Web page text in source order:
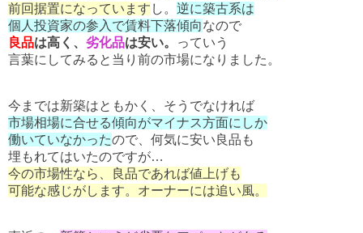
前回据置になっています し。 逆に築古系は
個人投資家の参入で賃料下落傾向なので
良品は高く、 劣化品は安い。
っていう
言葉にしてみると当り前の市場になりました。
今までは新築はともかく、そうでなければ
市場相場に合せる傾向がマイナス方面にしか
働いていなかったので、何気に安い良品も
埋もれてはいたのですが…
今の市場性なら、良品であれば値上げも
可能な感じがします。オーナーには追い風。